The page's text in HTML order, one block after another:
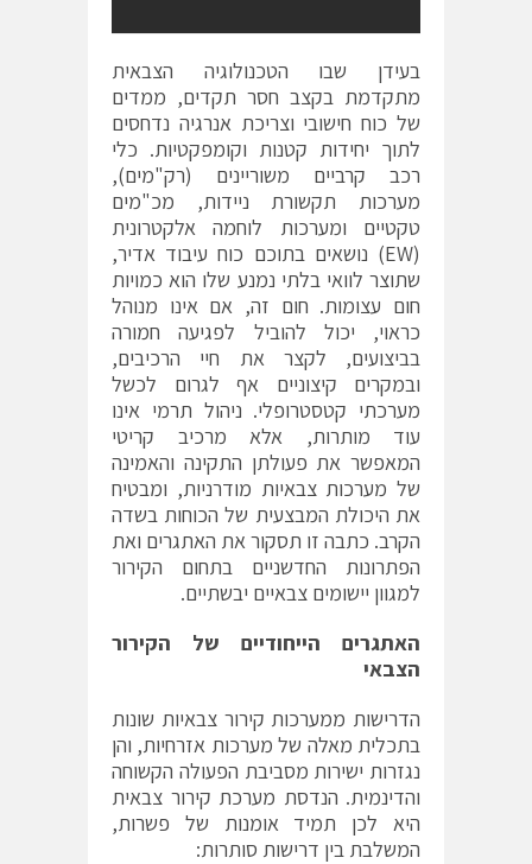
בעידן שבו הטכנולוגיה הצבאית
מתקדמת בקצב חסר תקדים, ממדים
של כוח חישובי וצריכת אנרגיה נדחסים
לתוך יחידות קטנות וקומפקטיות. כלי
רכב קרביים משוריינים (רק"מים),
מערכות תקשורת ניידות, מכ"מים
טקטיים ומערכות לוחמה אלקטרונית
(EW) נושאים בתוכם כוח עיבוד אדיר,
שתוצר לוואי בלתי נמנע שלו הוא כמויות
חום עצומות. חום זה, אם אינו מנוהל
כראוי, יכול להוביל לפגיעה חמורה
בביצועים, לקצר את חיי הרכיבים,
ובמקרים קיצוניים אף לגרום לכשל
מערכתי קטסטרופלי. ניהול תרמי אינו
עוד מותרות, אלא מרכיב קריטי
המאפשר את פעולתן התקינה והאמינה
של מערכות צבאיות מודרניות, ומבטיח
את היכולת המבצעית של הכוחות בשדה
הקרב. כתבה זו תסקור את האתגרים ואת
הפתרונות החדשניים בתחום הקירור
למגוון יישומים צבאיים יבשתיים.
האתגרים הייחודיים של הקירור
הצבאי
הדרישות ממערכות קירור צבאיות שונות
בתכלית מאלה של מערכות אזרחיות, והן
נגזרות ישירות מסביבת הפעולה הקשוחה
והדינמית. הנדסת מערכת קירור צבאית
היא לכן תמיד אומנות של פשרות,
המשלבת בין דרישות סותרות: